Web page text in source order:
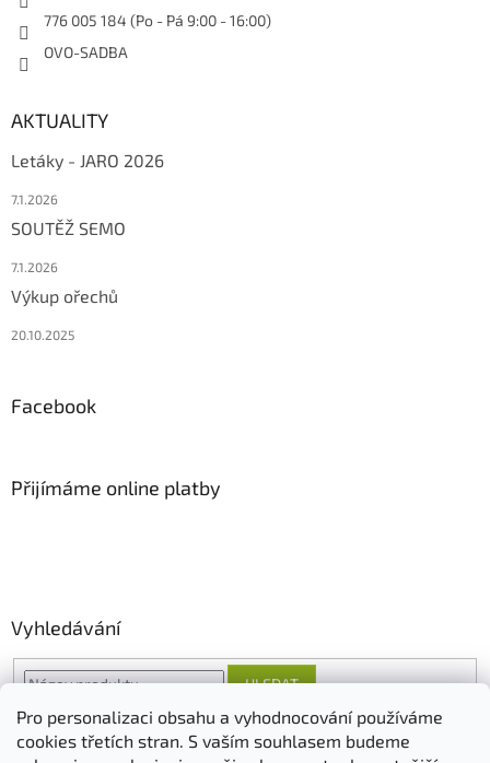
Pro personalizaci obsahu a vyhodnocování používáme
cookies třetích stran. S vaším souhlasem budeme
776 005 184 (Po - Pá 9:00 - 16:00)
OVO-SADBA
AKTUALITY
Letáky - JARO 2026
7.1.2026
SOUTĚŽ SEMO
7.1.2026
Výkup ořechů
20.10.2025
Facebook
Přijímáme online platby
Vyhledávání
HLEDAT